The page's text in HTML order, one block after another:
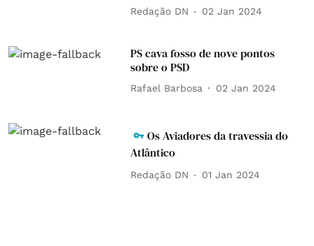
Redação DN 02 Jan 2024
PS cava fosso de nove pontos
sobre o PSD
Rafael Barbosa 02 Jan 2024
Os Aviadores da travessia do
Atlântico
Redação DN 01 Jan 2024